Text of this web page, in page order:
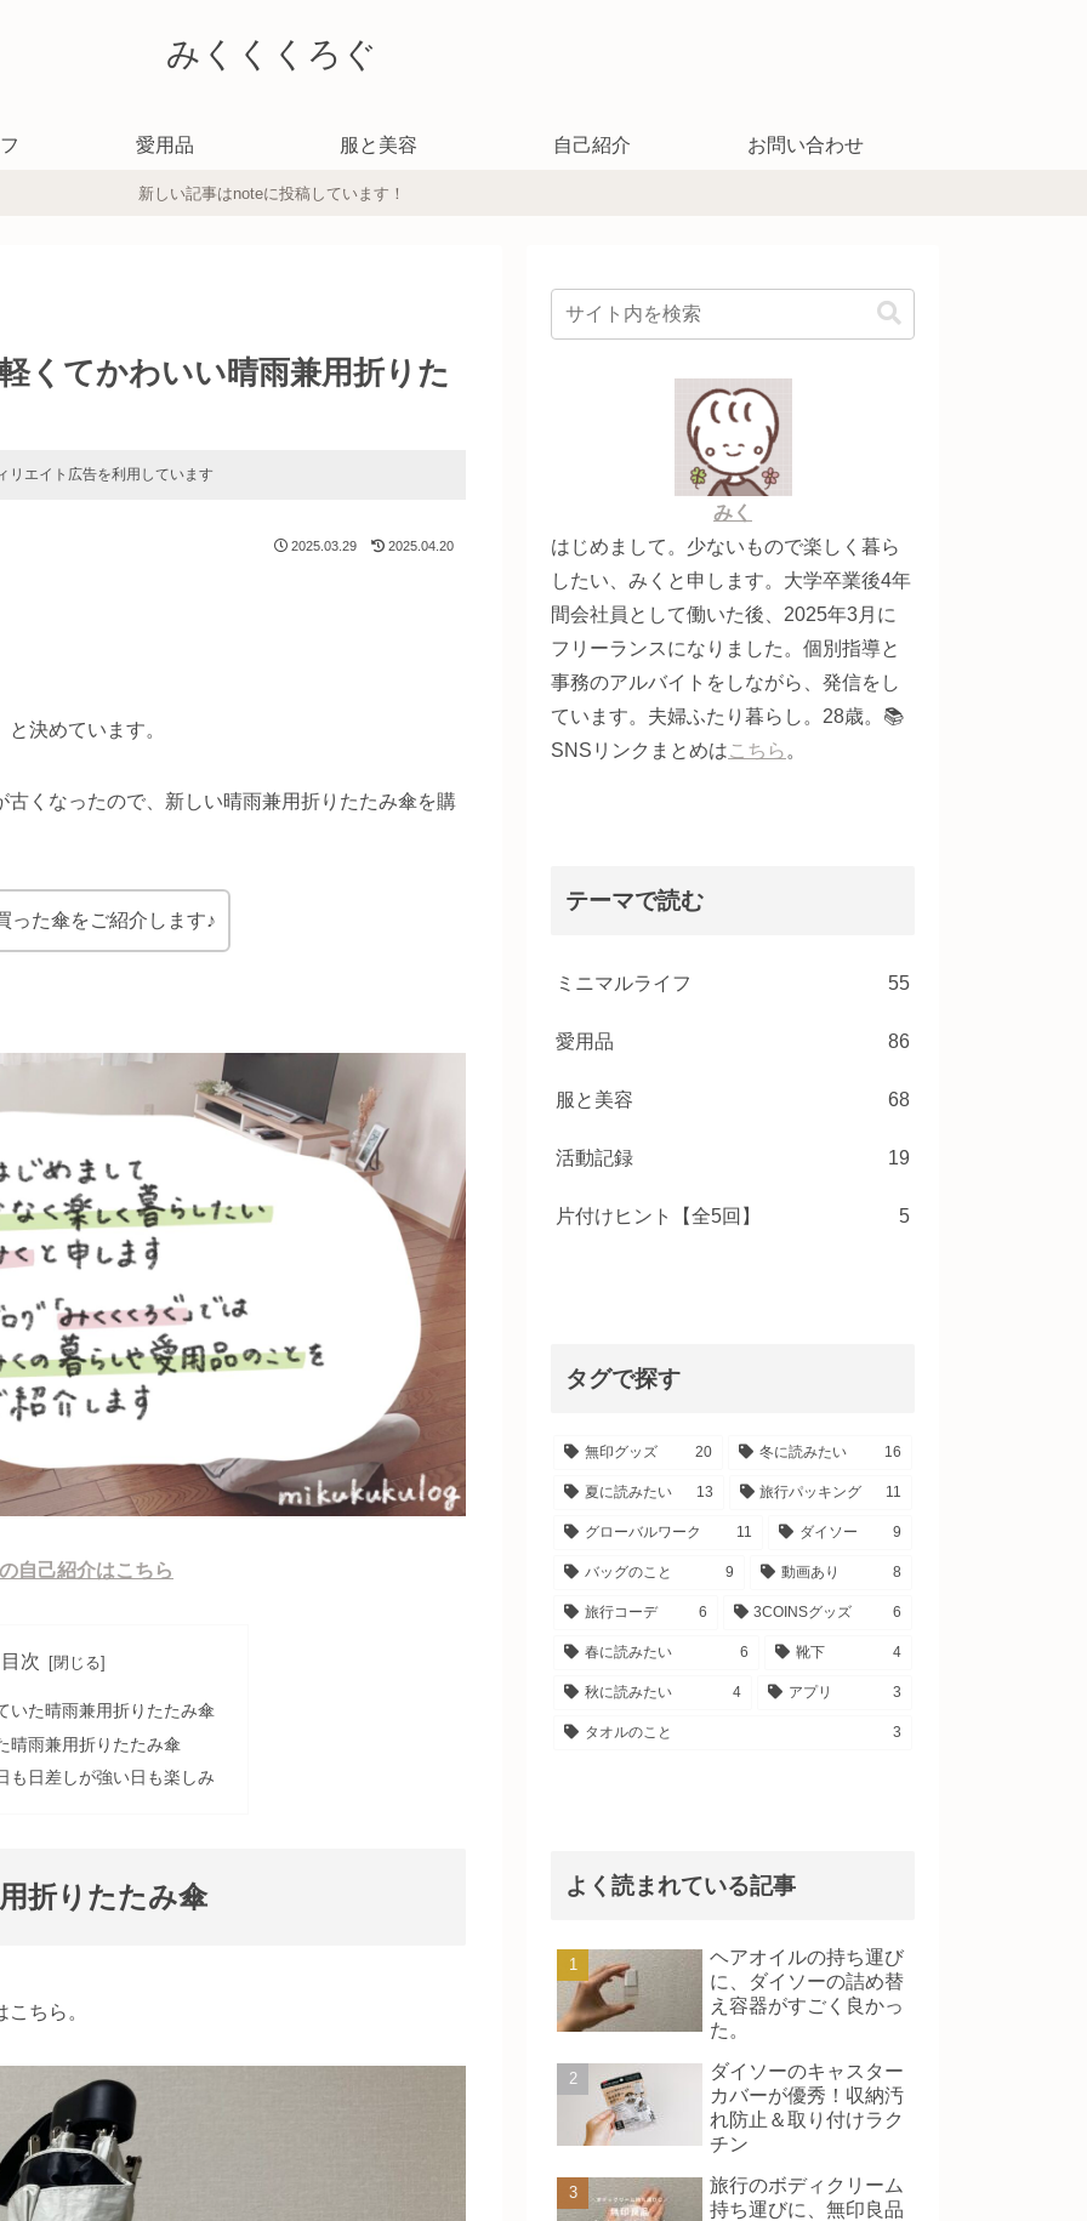
みくくくろぐ
愛用品 服と美容 自己紹介 お問い合わせ
新しい記事はnoteに投稿しています！
くてかわいい晴雨兼用折りた
リエイト広告を利用しています
2025.03.29 2025.04.20
と決めています。
くなったので、新しい晴雨兼用折りたたみ傘を購
った傘をご紹介します♪
自己紹介はこちら
目次
いた晴雨兼用折りたたみ傘
晴雨兼用折りたたみ傘
も日差しが強い日も楽しみ
折りたたみ傘
ちら。
みく
はじめまして。少ないもので楽しく暮ら
したい、みくと申します。大学卒業後4年
間会社員として働いた後、2025年3月に
フリーランスになりました。個別指導と
事務のアルバイトをしながら、発信をし
ています。夫婦ふたり暮らし。28歳。📚
SNSリンクまとめはこちら 。
テーマで読む
ミニマルライフ 55
愛用品 86
服と美容 68
活動記録 19
片付けヒント【全5回】 5
タグで探す
無印グッズ 20 冬に読みたい 16
夏に読みたい 13 旅行パッキング 11
グローバルワーク 11 ダイソー 9
バッグのこと 9 動画あり 8
旅行コーデ 6 3COINSグッズ 6
春に読みたい 6 靴下 4
秋に読みたい 4 アプリ 3
タオルのこと 3
よく読まれている記事
ヘアオイルの持ち運び
に、ダイソーの詰め替
え容器がすごく良かっ
た。
ダイソーのキャスター
カバーが優秀！収納汚
れ防止＆取り付けラク
チン
旅行のボディクリーム
持ち運びに、無印良品